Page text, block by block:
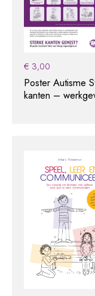
€ 3,00
Poster Autisme
kanten –